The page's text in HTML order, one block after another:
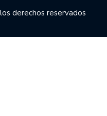
derechos reservados